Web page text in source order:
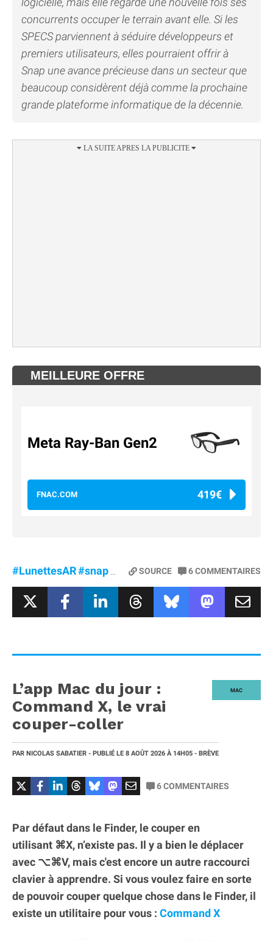
concurrents occuper le terrain avant elle. Si les
SPECS parviennent à séduire développeurs et
premiers utilisateurs, elles pourraient offrir à
Snap une avance précieuse dans un secteur que
beaucoup considèrent déjà comme la prochaine
grande plateforme informatique de la décennie.
MEILLEURE OFFRE
Meta Ray-Ban Gen2
FNAC.COM 419€
#LunettesAR#snap #SpecsSOURCE 6COMMENTAIRES
MAC
L’app Mac du jour :
Command X, le vrai
couper-coller
PAR NICOLAS SABATIER - PUBLIÉ LE 8 AOÛT 2026 À 14H05 - BRÈVE
6COMMENTAIRES
Par défaut dans le Finder, le couper en
utilisant ⌘X, n’existe pas. Il y a bien le déplacer
avec ⌥⌘V, mais c'est encore un autre raccourci
clavier à apprendre. Si vous voulez faire en sorte
de pouvoir couper quelque chose dans le Finder, il
existe un utilitaire pour vous : Command X